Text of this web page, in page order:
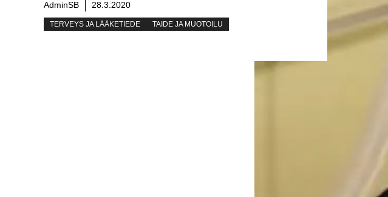
AdminSB 28.3.2020
TERVEYS JA LÄÄKETIEDE TAIDE JA MUOTOILU